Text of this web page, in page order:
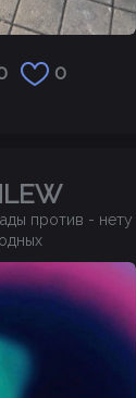
0
против - нету